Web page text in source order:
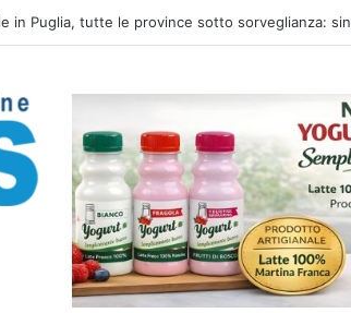
in Puglia, tutte le province sotto sorveglianza: